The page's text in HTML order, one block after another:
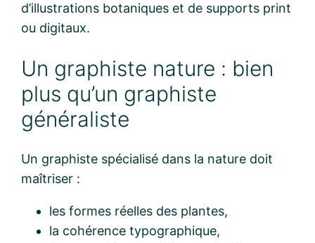
d’illustrations botaniques et de supports print
ou digitaux.
Un graphiste nature : bien
plus qu’un graphiste
généraliste
Un graphiste spécialisé dans la nature doit
maîtriser :
les formes réelles des plantes,
la cohérence typographique,